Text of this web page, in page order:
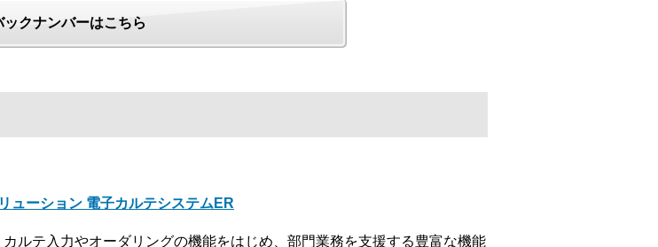
ックナンバーはこちら
ューション 電子カルテシステムER
ルテ入力やオーダリングの機能をはじめ、部門業務を支援する豊富な機能